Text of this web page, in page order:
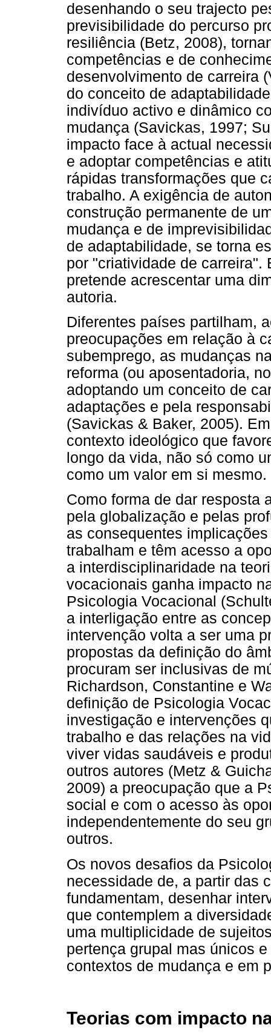
desenhando o seu trajecto
previsibilidade do percurso
resiliência (Betz, 2008),
competências e de
desenvolvimento de carreira
do conceito de
indivíduo activo e dinâmico
mudança (Savickas, 1997;
impacto face à actual
e adoptar competências e
rápidas transformações que
trabalho. A exigência de
construção permanente de
mudança e de
de adaptabilidade, se torna
por "criatividade de
pretende acrescentar uma
autoria.
Diferentes países partilham,
preocupações em relação à
subemprego, as mudanças
reforma (ou aposentadoria,
adoptando um conceito de
adaptações e pela
(Savickas & Baker, 2005).
contexto ideológico que
longo da vida, não só como
como um valor em si mesmo.
Como forma de dar resposta
pela globalização e pelas
as consequentes
trabalham e têm acesso a
a interdisciplinaridade na
vocacionais ganha impacto
Psicologia Vocacional
a interligação entre as
intervenção volta a ser uma
propostas da definição do
procuram ser inclusivas de
Richardson, Constantine e
definição de Psicologia
investigação e intervenções
trabalho e das relações na
viver vidas saudáveis e
outros autores (Metz &
2009) a preocupação que a
social e com o acesso às
independentemente do seu
outros.
Os novos desafios da
necessidade de, a partir das
fundamentam, desenhar
que contemplem a
uma multiplicidade de
pertença grupal mas únicos
contextos de mudança e em
Teorias com impacto